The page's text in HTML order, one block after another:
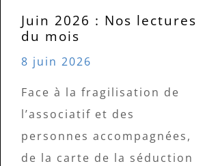
Juin 2026 : Nos lectures
du mois
8 juin 2026
Face à la fragilisation de
l’associatif et des
personnes accompagnées,
de la carte de la séduction